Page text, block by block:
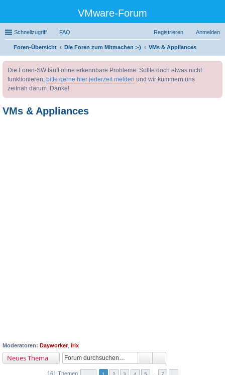
VMware-Forum
Schnellzugriff FAQ Anmelden
Registrieren
Foren-Übersicht Die Foren zum Mitmachen :-)
VMs & Appliances
Die Foren-SW läuft ohne erkennbare Probleme. Sollte doch etwas nicht
funktionieren, bitte gerne hier jederzeit melden und wir kümmern uns
zeitnah darum. Danke!
VMs & Appliances
Moderatoren: Dayworker, irix
Neues Thema
161 Themen